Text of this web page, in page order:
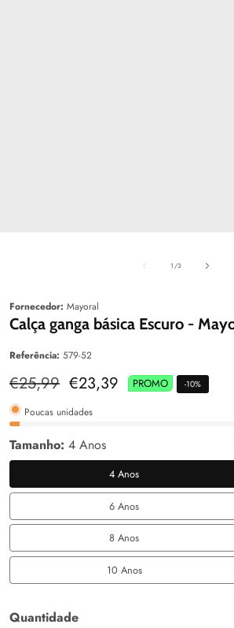
1 /de3
Fornecedor: Mayoral
Calça ganga básica Escuro -
Referência: 579-52
Preço
normal
€25,99 Preço
venda
€23,39 PROMO -10%
Poucas unidades
Tamanho: 4 Anos
4 Anos
4
Anos
6 Anos
6
Anos
8 Anos
Anos
10 Anos
10
Quantidade